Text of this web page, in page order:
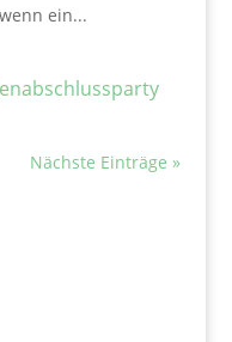
ein...
Nächste Einträge »